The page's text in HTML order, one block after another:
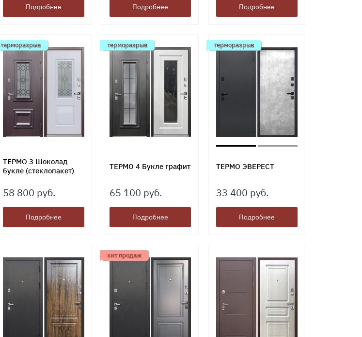
Подробнее Подробнее Подробнее
терморазрыв
ТЕРМО 3 Шоколад
букле (стеклопакет)
58 800 руб.
Подробнее
терморазрыв
ТЕРМО 4 Букле графит
65 100 руб.
Подробнее
терморазрыв
ТЕРМО ЭВЕРЕСТ
33 400 руб.
Подробнее
хит продаж